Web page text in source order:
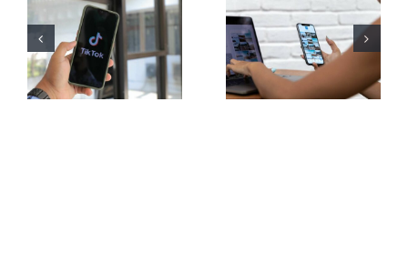
alcance:
Herramientas
efectivas de
publicación
cruzada
para
encontrar
ideas de
UGC
(Contenido